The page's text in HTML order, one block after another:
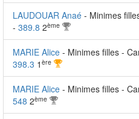
LAUDOUAR Anaé - Minimes
- 389.8 2ème
MARIE Alice - Minimes filles -
398.3 1 ère
MARIE Alice - Minimes filles -
548 2ème